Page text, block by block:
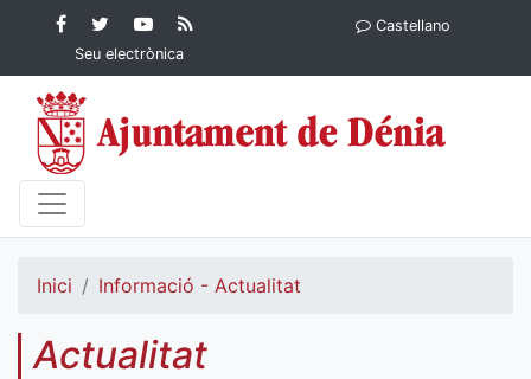
Contingut principalFacebook
Ajuntament de Dénia
Twitter
Ajuntament de
Dénia
YouTube
Ajuntament
de Dénia
Ajuntament
Seu electrònica
Castellano
Inici Informació - Actualitat
Actualitat